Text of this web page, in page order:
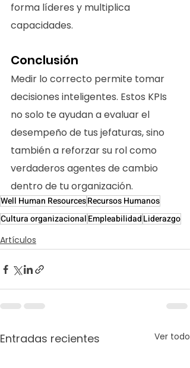
forma líderes y multiplica
capacidades.
Conclusión
Medir lo correcto permite tomar
decisiones inteligentes. Estos KPIs
no solo te ayudan a evaluar el
desempeño de tus jefaturas, sino
también a reforzar su rol como
verdaderos agentes de cambio
dentro de tu organización.
Well Human ResourcesRecursos Humanos
Cultura organizacionalEmpleabilidadLiderazgo
Artículos
Entradas recientes Ver todo